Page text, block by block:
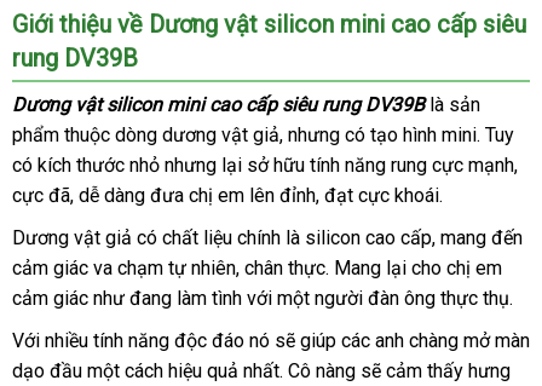
Giới thiệu về Dương vật silicon mini cao cấp siêu
rung DV39B
Dương vật silicon mini cao cấp siêu rung DV39Blà sản
phẩm thuộc dòng dương vật giảmua
hàng
, đẹp
nhưng có tạo hình minihàng
giả
. Tuy
có kích thước nhỏ địa
chỉ
nhưng lại sở hữu tính năng rung cực mạnh,
cực đãNhật
Bản
, dễ dàng đưa chị em lên đỉnhlừa
đảo
, đạt cực khoái.
Dương vật giả có chất liệu chính là silicon cao cấpphân
phối
, mang đến
cảm giác va chạm tự nhiênbỏ
sỉ
, chân thựcgần
nhất
. Mang lại cho chị em
cảm giác như đang làm tình đại
với một người đàn ông thực thụ.
Với nhiều tính năng độc đáo nó tham
khảo
sẽ giúp mini
các anh chàng mở màn
dạo đầu một cách hiệu quả nhấtlink
. Cô nàng giảm
sẽ cảm thấy hưng